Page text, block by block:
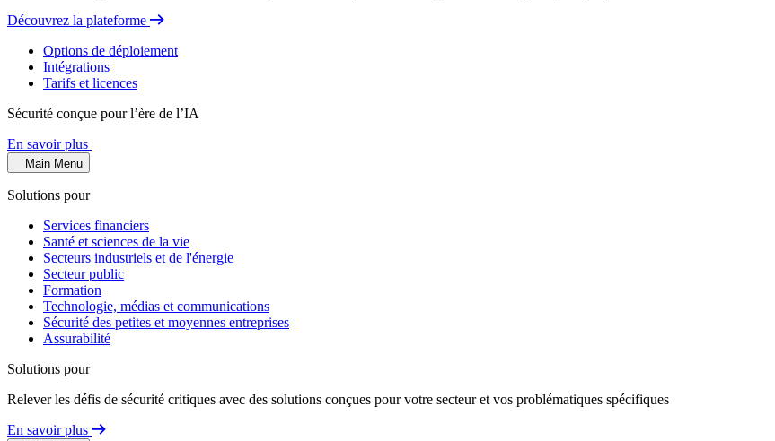
Découvrez la plateforme
Options de déploiement
Intégrations
Tarifs et licences
Sécurité conçue pour l’ère de l’IA
En savoir plus
Main Menu
Solutions pour
Services financiers
Santé et sciences de la vie
Secteurs industriels et de l'énergie
Secteur public
Formation
Technologie, médias et communications
Sécurité des petites et moyennes entreprises
Assurabilité
Solutions pour
Relever les défis de sécurité critiques avec des solutions conçues pour votre secteur et vos problématiques spécifiques
En savoir plus